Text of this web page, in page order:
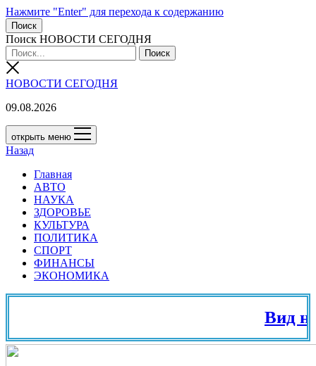
Нажмите "Enter" для перехода к содержанию
Поиск
Поиск НОВОСТИ СЕГОДНЯ
НОВОСТИ СЕГОДНЯ
09.08.2026
открыть меню
Назад
Главная
АВТО
НАУКА
ЗДОРОВЬЕ
КУЛЬТУРА
ПОЛИТИКА
СПОРТ
ФИНАНСЫ
ЭКОНОМИКА
Вид на